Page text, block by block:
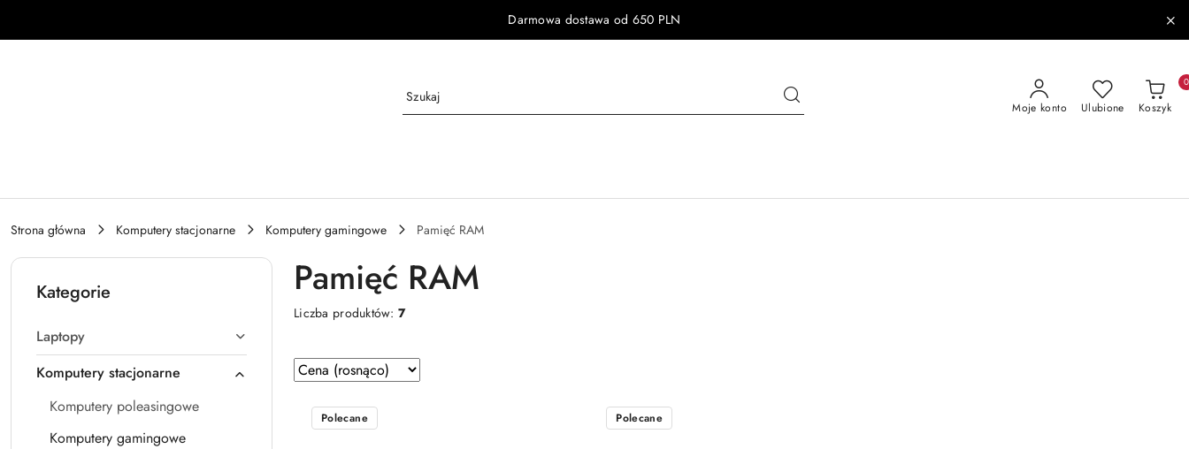
Darmowa dostawa od 650 PLN
Moje konto Ulubione Koszyk
0
Strona główna Komputery stacjonarne Komputery gamingowe Pamięć RAM
Kategorie
Laptopy
Komputery stacjonarne
Komputery poleasingowe
Komputery gamingowe
Pamięć RAM
Liczba produktów:7
Zastosowano
sortowanie:
Cena
(rosnąco).
Sortuj
według
Polecane Polecane